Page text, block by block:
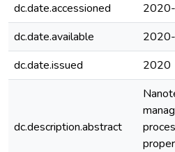
dc.date.accessioned
dc.date.available
dc.date.issued
2020
dc.description.abstract